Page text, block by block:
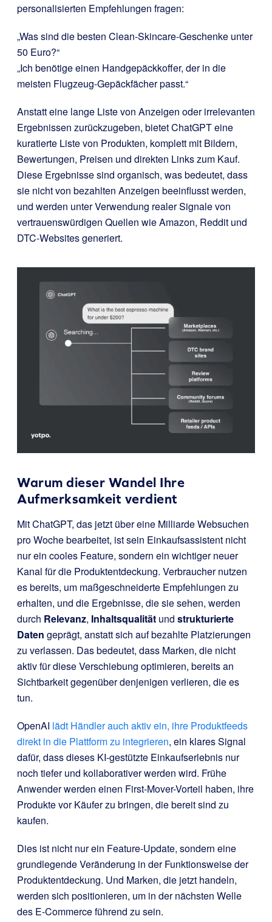
personalisierten Empfehlungen fragen:
„Was sind die besten Clean-Skincare-Geschenke unter
50 Euro?“
„Ich benötige einen Handgepäckkoffer, der in die
meisten Flugzeug-Gepäckfächer passt.“
Anstatt eine lange Liste von Anzeigen oder irrelevanten
Ergebnissen zurückzugeben, bietet ChatGPT eine
kuratierte Liste von Produkten, komplett mit Bildern,
Bewertungen, Preisen und direkten Links zum Kauf.
Diese Ergebnisse sind organisch, was bedeutet, dass
sie nicht von bezahlten Anzeigen beeinflusst werden,
und werden unter Verwendung realer Signale von
vertrauenswürdigen Quellen wie Amazon, Reddit und
DTC-Websites generiert.
Warum dieser Wandel Ihre
Aufmerksamkeit verdient
Mit ChatGPT, das jetzt über eine Milliarde Websuchen
pro Woche bearbeitet, ist sein Einkaufsassistent nicht
nur ein cooles Feature, sondern ein wichtiger neuer
Kanal für die Produktentdeckung. Verbraucher nutzen
es bereits, um maßgeschneiderte Empfehlungen zu
erhalten, und die Ergebnisse, die sie sehen, werden
durch Relevanz, Inhaltsqualität und strukturierte
Daten geprägt, anstatt sich auf bezahlte Platzierungen
zu verlassen. Das bedeutet, dass Marken, die nicht
aktiv für diese Verschiebung optimieren, bereits an
Sichtbarkeit gegenüber denjenigen verlieren, die es
tun.
OpenAI lädt Händler auch aktiv ein, ihre Produktfeeds
direkt in die Plattform zu integrieren, ein klares Signal
dafür, dass dieses KI-gestützte Einkaufserlebnis nur
noch tiefer und kollaborativer werden wird. Frühe
Anwender werden einen First-Mover-Vorteil haben, ihre
Produkte vor Käufer zu bringen, die bereit sind zu
kaufen.
Dies ist nicht nur ein Feature-Update, sondern eine
grundlegende Veränderung in der Funktionsweise der
Produktentdeckung. Und Marken, die jetzt handeln,
werden sich positionieren, um in der nächsten Welle
des E-Commerce führend zu sein.